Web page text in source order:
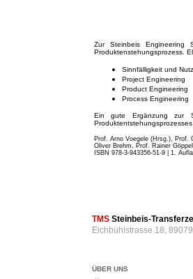
Zur Steinbeis
Produktenstehungsprozess.
Sinnfälligkeit und
Project Engineering
Product Engineering
Process Engineering
Ein gute Ergänzung zur
Produktentstehungsprozesses.
Prof. Arno Voegele (Hrsg.), Prof.
Oliver Brehm, Prof. Rainer
ISBN 978-3-943356-51-9 | 1.
TMS Steinbeis-
Eichbühlstrasse 18,
ÜBER UNS